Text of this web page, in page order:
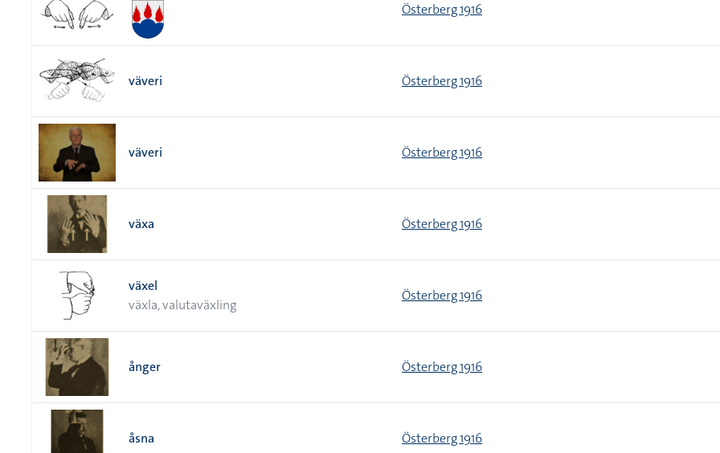
Österberg 1916
väveri Österberg 1916
väveri Österberg 1916
växa Österberg 1916
växel
växla, valutaväxling
Österberg 1916
ånger Österberg 1916
åsna Österberg 1916